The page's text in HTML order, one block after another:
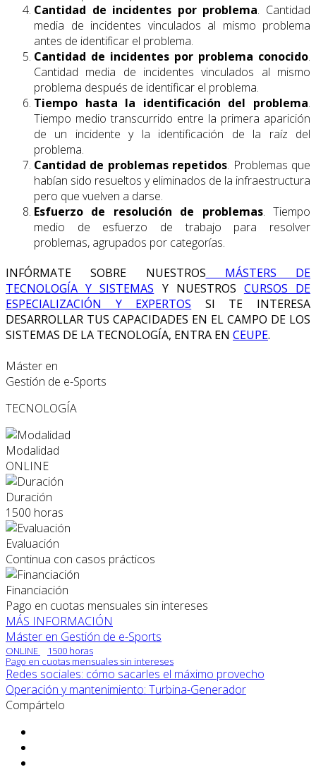
Cantidad de incidentes por problema. Cantidad
media de incidentes vinculados al mismo problema
antes de identificar el problema.
Cantidad de incidentes por problema conocido.
Cantidad media de incidentes vinculados al mismo
problema después de identificar el problema.
Tiempo hasta la identificación del problema.
Tiempo medio transcurrido entre la primera aparición
de un incidente y la identificación de la raíz del
problema.
Cantidad de problemas repetidos. Problemas que
habían sido resueltos y eliminados de la infraestructura
pero que vuelven a darse.
Esfuerzo de resolución de problemas. Tiempo
medio de esfuerzo de trabajo para resolver
problemas, agrupados por categorías.
INFÓRMATE SOBRE NUESTROS MÁSTERS DE
TECNOLOGÍA Y SISTEMAS Y NUESTROS CURSOS DE
ESPECIALIZACIÓN Y EXPERTOS SI TE INTERESA
DESARROLLAR TUS CAPACIDADES EN EL CAMPO DE LOS
SISTEMAS DE LA TECNOLOGÍA, ENTRA EN CEUPE.
Máster en
Gestión de e-Sports
TECNOLOGÍA
Modalidad
ONLINE
Duración
1500 horas
Evaluación
Continua con casos prácticos
Financiación
Pago en cuotas mensuales sin intereses
MÁS INFORMACIÓN
Máster en Gestión de e-Sports
ONLINE
1500 horas
Pago en cuotas mensuales sin intereses
Redes sociales: cómo sacarles el máximo provecho
Operación y mantenimiento: Turbina-Generador
Compártelo